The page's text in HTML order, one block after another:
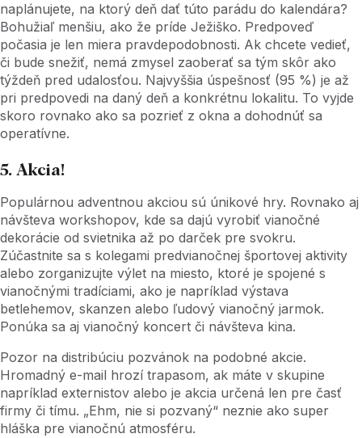
naplánujete, na ktorý deň dať túto parádu do kalendára?
Bohužiaľ menšiu, ako že príde Ježiško. Predpoveď
počasia je len miera pravdepodobnosti. Ak chcete vedieť,
či bude snežiť, nemá zmysel zaoberať sa tým skôr ako
týždeň pred udalosťou. Najvyššia úspešnosť (95 %) je až
pri predpovedi na daný deň a konkrétnu lokalitu. To vyjde
skoro rovnako ako sa pozrieť z okna a dohodnúť sa
operatívne.
5. Akcia!
Populárnou adventnou akciou sú únikové hry. Rovnako aj
návšteva workshopov, kde sa dajú vyrobiť vianočné
dekorácie od svietnika až po darček pre svokru.
Zúčastnite sa s kolegami predvianočnej športovej aktivity
alebo zorganizujte výlet na miesto, ktoré je spojené s
vianočnými tradíciami, ako je napríklad výstava
betlehemov, skanzen alebo ľudový vianočný jarmok.
Ponúka sa aj vianočný koncert či návšteva kina.
Pozor na distribúciu pozvánok na podobné akcie.
Hromadný e-mail hrozí trapasom, ak máte v skupine
napríklad externistov alebo je akcia určená len pre časť
firmy či tímu. „Ehm, nie si pozvaný“ neznie ako super
hláška pre vianočnú atmosféru.